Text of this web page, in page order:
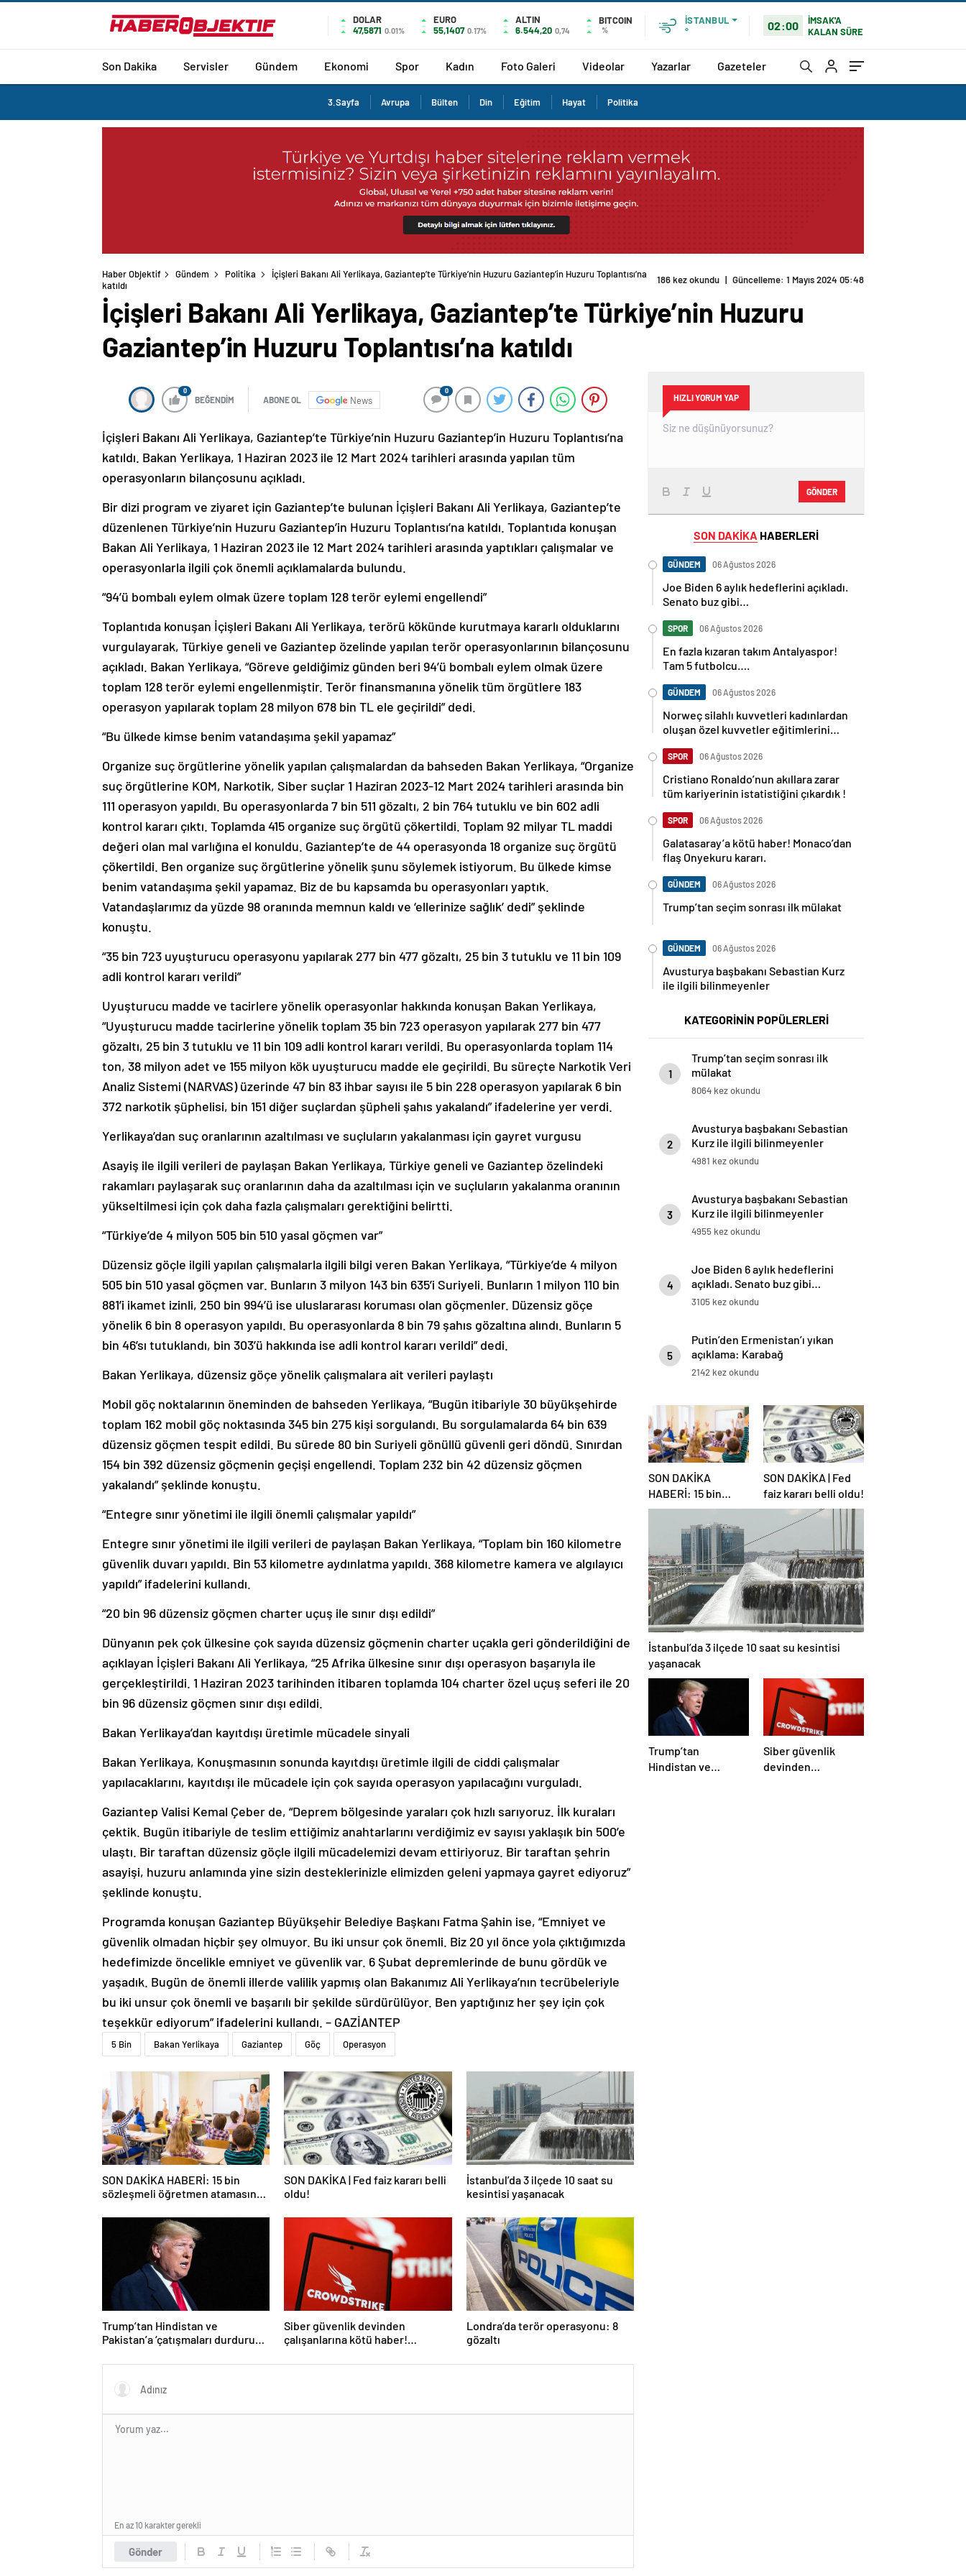
DOLAR
47,5871 0.01%
EURO
55,1407 0.17%
ALTIN
6.544,20 0,74
BITCOIN
%
İSTANBUL
°
02:00
İMSAK'A
KALAN SÜRE
Son Dakika Servisler Gündem Ekonomi Spor Kadın Foto Galeri Videolar Yazarlar Gazeteler
3.Sayfa Avrupa Bülten Din Eğitim Hayat Politika
Haber Objektif Gündem Politika İçişleri Bakanı Ali Yerlikaya, Gaziantep’te Türkiye’nin Huzuru Gaziantep’in Huzuru Toplantısı’na katıldı
İçişleri Bakanı Ali Yerlikaya, Gaziantep’te Türkiye’nin Huzuru
Gaziantep’in Huzuru Toplantısı’na katıldı
News
katıldı. Bakan Yerlikaya, 1 Haziran 2023 ile 12 Mart 2024 tarihleri arasında yapılan tüm
operasyonların bilançosunu açıkladı.
düzenlenen Türkiye’nin Huzuru Gaziantep’in Huzuru Toplantısı’na katıldı. Toplantıda konuşan
Bakan Ali Yerlikaya, 1 Haziran 2023 ile 12 Mart 2024 tarihleri arasında yaptıkları çalışmalar ve
operasyonlarla ilgili çok önemli açıklamalarda bulundu.
vurgulayarak, Türkiye geneli ve Gaziantep özelinde yapılan terör operasyonlarının bilançosunu
açıkladı. Bakan Yerlikaya, “Göreve geldiğimiz günden beri 94’ü bombalı eylem olmak üzere
toplam 128 terör eylemi engellenmiştir. Terör finansmanına yönelik tüm örgütlere 183
operasyon yapılarak toplam 28 milyon 678 bin TL ele geçirildi” dedi.
suç örgütlerine KOM, Narkotik, Siber suçlar 1 Haziran 2023-12 Mart 2024 tarihleri arasında bin
111 operasyon yapıldı. Bu operasyonlarda 7 bin 511 gözaltı, 2 bin 764 tutuklu ve bin 602 adli
kontrol kararı çıktı. Toplamda 415 organize suç örgütü çökertildi. Toplam 92 milyar TL maddi
değeri olan mal varlığına el konuldu. Gaziantep’te de 44 operasyonda 18 organize suç örgütü
çökertildi. Ben organize suç örgütlerine yönelik şunu söylemek istiyorum. Bu ülkede kimse
benim vatandaşıma şekil yapamaz. Biz de bu kapsamda bu operasyonları yaptık.
Vatandaşlarımız da yüzde 98 oranında memnun kaldı ve ‘ellerinize sağlık’ dedi” şeklinde
konuştu.
adli kontrol kararı verildi”
“Uyuşturucu madde tacirlerine yönelik toplam 35 bin 723 operasyon yapılarak 277 bin 477
gözaltı, 25 bin 3 tutuklu ve 11 bin 109 adli kontrol kararı verildi. Bu operasyonlarda toplam 114
ton, 38 milyon adet ve 155 milyon kök uyuşturucu madde ele geçirildi. Bu süreçte Narkotik Veri
Analiz Sistemi (NARVAS) üzerinde 47 bin 83 ihbar sayısı ile 5 bin 228 operasyon yapılarak 6 bin
372 narkotik şüphelisi, bin 151 diğer suçlardan şüpheli şahıs yakalandı” ifadelerine yer verdi.
rakamları paylaşarak suç oranlarının daha da azaltılması için ve suçluların yakalanma oranının
yükseltilmesi için çok daha fazla çalışmaları gerektiğini belirtti.
505 bin 510 yasal göçmen var. Bunların 3 milyon 143 bin 635’i Suriyeli. Bunların 1 milyon 110 bin
881’i ikamet izinli, 250 bin 994’ü ise uluslararası koruması olan göçmenler. Düzensiz göçe
yönelik 6 bin 8 operasyon yapıldı. Bu operasyonlarda 8 bin 79 şahıs gözaltına alındı. Bunların 5
bin 46’sı tutuklandı, bin 303’ü hakkında ise adli kontrol kararı verildi” dedi.
toplam 162 mobil göç noktasında 345 bin 275 kişi sorgulandı. Bu sorgulamalarda 64 bin 639
düzensiz göçmen tespit edildi. Bu sürede 80 bin Suriyeli gönüllü güvenli geri döndü. Sınırdan
154 bin 392 düzensiz göçmenin geçişi engellendi. Toplam 232 bin 42 düzensiz göçmen
yakalandı” şeklinde konuştu.
güvenlik duvarı yapıldı. Bin 53 kilometre aydınlatma yapıldı. 368 kilometre kamera ve algılayıcı
yapıldı” ifadelerini kullandı.
açıklayan İçişleri Bakanı Ali Yerlikaya, “25 Afrika ülkesine sınır dışı operasyon başarıyla ile
gerçekleştirildi. 1 Haziran 2023 tarihinden itibaren toplamda 104 charter özel uçuş seferi ile 20
bin 96 düzensiz göçmen sınır dışı edildi.
yapılacaklarını, kayıtdışı ile mücadele için çok sayıda operasyon yapılacağını vurguladı.
çektik. Bugün itibariyle de teslim ettiğimiz anahtarlarını verdiğimiz ev sayısı yaklaşık bin 500’e
ulaştı. Bir taraftan düzensiz göçle ilgili mücadelemizi devam ettiriyoruz. Bir taraftan şehrin
asayişi, huzuru anlamında yine sizin desteklerinizle elimizden geleni yapmaya gayret ediyoruz”
şeklinde konuştu.
güvenlik olmadan hiçbir şey olmuyor. Bu iki unsur çok önemli. Biz 20 yıl önce yola çıktığımızda
hedefimizde öncelikle emniyet ve güvenlik var. 6 Şubat depremlerinde de bunu gördük ve
yaşadık. Bugün de önemli illerde valilik yapmış olan Bakanımız Ali Yerlikaya’nın tecrübeleriyle
bu iki unsur çok önemli ve başarılı bir şekilde sürdürülüyor. Ben yaptığınız her şey için çok
teşekkür ediyorum” ifadelerini kullandı. – GAZİANTEP
5 Bin Bakan Yerlikaya Gaziantep Göç Operasyon
SON DAKİKA HABERİ: 15 bin
sözleşmeli öğretmen atamasında
sözlü sınava hak kazanan adaylar
SON DAKİKA | Fed faiz kararı belli
oldu!
İstanbul’da 3 ilçede 10 saat su
kesintisi yaşanacak
Trump’tan Hindistan ve
Pakistan’a ‘çatışmaları durdurun’
çağrısı
Siber güvenlik devinden
çalışanlarına kötü haber!
Yüzlerce kişi işten çıkarılacak
Londra’da terör operasyonu: 8
gözaltı
HIZLI YORUM YAP
GÖNDER
Joe Biden 6 aylık hedeflerini açıkladı.
Senato buz gibi…
En fazla kızaran takım Antalyaspor!
Tam 5 futbolcu….
Norweç silahlı kuvvetleri kadınlardan
oluşan özel kuvvetler eğitimlerini
başlattı.
Cristiano Ronaldo’nun akıllara zarar
tüm kariyerinin istatistiğini çıkardık !
Galatasaray’a kötü haber! Monaco’dan
flaş Onyekuru kararı.
Trump’tan seçim sonrası ilk mülakat
Avusturya başbakanı Sebastian Kurz
ile ilgili bilinmeyenler
1
mülakat
8064 kez okundu
2
Kurz ile ilgili bilinmeyenler
4981 kez okundu
3
Kurz ile ilgili bilinmeyenler
4955 kez okundu
4
açıkladı. Senato buz gibi…
3105 kez okundu
5
açıklama: Karabağ
Azerbaycan’ın ayrılmaz bir
parçasıdır!
2142 kez okundu
SON DAKİKA
HABERİ: 15 bin
sözleşmeli
atamasında sözlü
sınava hak kazanan
adaylar açıklandı
SON DAKİKA | Fed
faiz kararı belli oldu!
İstanbul’da 3 ilçede 10 saat su kesintisi
yaşanacak
Trump’tan
Hindistan ve
Pakistan’a
Siber güvenlik
devinden
çalışanlarına kötü